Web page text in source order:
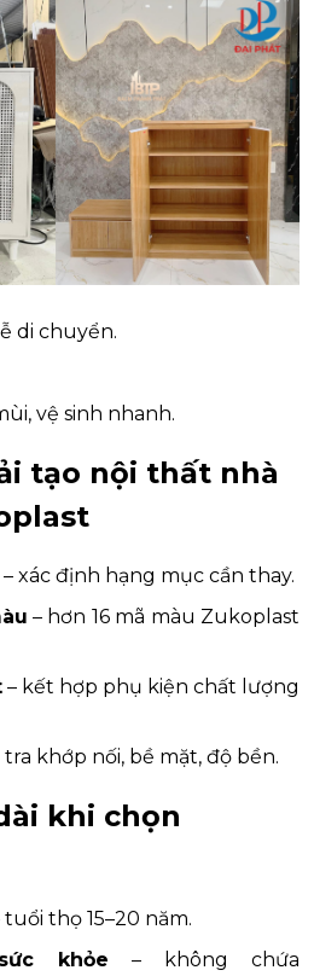
di chuyển.
vệ sinh nhanh.
tạo nội thất nhà
– xác định hạng mục cần thay.
– hơn 16 mã màu Zukoplast
– kết hợp phụ kiện chất lượng
tra khớp nối, bề mặt, độ bền.
khi chọn
thọ 15–20 năm.
khỏe – không chứa